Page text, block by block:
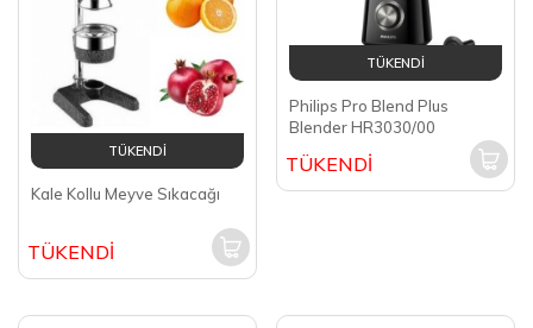
TÜKENDİ
Kale Kollu Meyve Sıkacağı
TÜKENDİ
TÜKENDİ
Philips Pro Blend Plus
Blender HR3030/00
TÜKENDİ